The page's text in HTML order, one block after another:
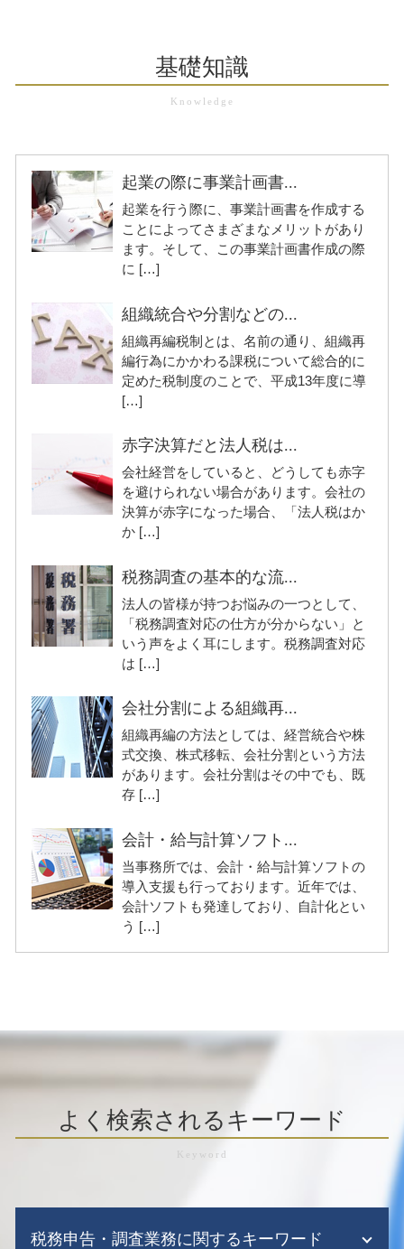
基礎知識
起業の際に事業計画書...
起業を行う際に、事業計画書を作成する
ことによってさまざまなメリットがあり
ます。そして、この事業計画書作成の際
に […]
組織統合や分割などの...
組織再編税制とは、名前の通り、組織再
編行為にかかわる課税について総合的に
定めた税制度のことで、平成13年度に導
[…]
赤字決算だと法人税は...
会社経営をしていると、どうしても赤字
を避けられない場合があります。会社の
決算が赤字になった場合、「法人税はか
か […]
税務調査の基本的な流...
法人の皆様が持つお悩みの一つとして、
「税務調査対応の仕方が分からない」と
いう声をよく耳にします。税務調査対応
は […]
会社分割による組織再...
組織再編の方法としては、経営統合や株
式交換、株式移転、会社分割という方法
があります。会社分割はその中でも、既
存 […]
会計・給与計算ソフト...
当事務所では、会計・給与計算ソフトの
導入支援も行っております。近年では、
会計ソフトも発達しており、自計化とい
う […]
よく検索されるキーワード
税務申告・調査業務に関するキーワード